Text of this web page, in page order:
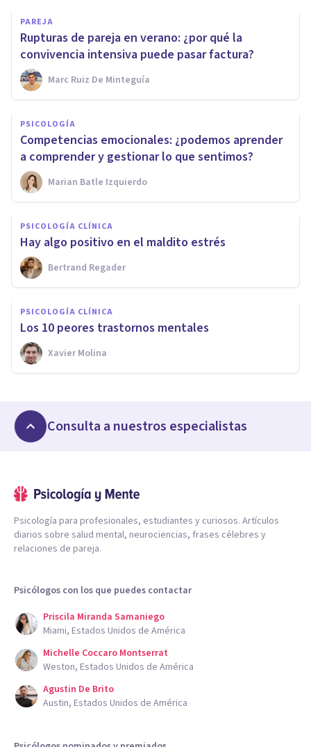
PAREJA
Rupturas de pareja en verano: ¿por qué la
convivencia intensiva puede pasar factura?
Marc Ruiz De Minteguía
PSICOLOGÍA
Competencias emocionales: ¿podemos aprender
a comprender y gestionar lo que sentimos?
Marian Batle Izquierdo
PSICOLOGÍA CLÍNICA
Hay algo positivo en el maldito estrés
Bertrand Regader
PSICOLOGÍA CLÍNICA
Los 10 peores trastornos mentales
Xavier Molina
Consulta a nuestros especialistas
Psicología para profesionales, estudiantes y curiosos. Artículos
diarios sobre salud mental, neurociencias, frases célebres y
relaciones de pareja.
Psicólogos con los que puedes contactar
Priscila Miranda Samaniego
Miami, Estados Unidos de América
Michelle Coccaro Montserrat
Weston, Estados Unidos de América
Agustin De Brito
Austin, Estados Unidos de América